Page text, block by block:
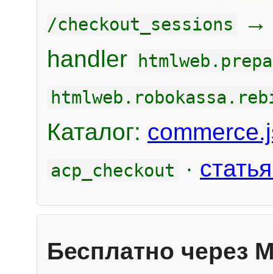
/checkout_sessions
handler
Каталог:
acp_checkout ·
Бесплатно через